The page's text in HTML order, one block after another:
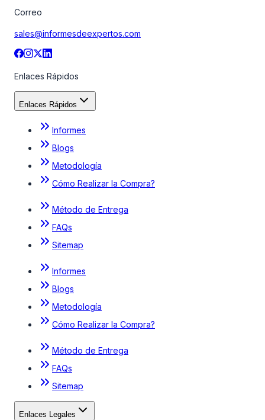
Correo
sales@informesdeexpertos.com
Enlaces Rápidos
Enlaces Rápidos
Informes
Blogs
Metodología
Cómo Realizar la Compra?
Método de Entrega
FAQs
Sitemap
Informes
Blogs
Metodología
Cómo Realizar la Compra?
Método de Entrega
FAQs
Sitemap
Enlaces Legales